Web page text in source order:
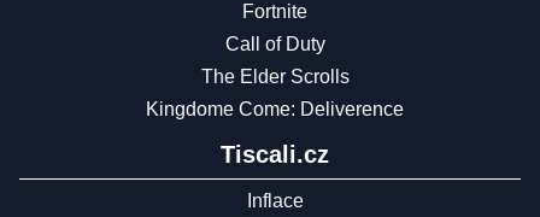
Fortnite
Call of Duty
The Elder Scrolls
Kingdome Come: Deliverence
Tiscali.cz
Inflace